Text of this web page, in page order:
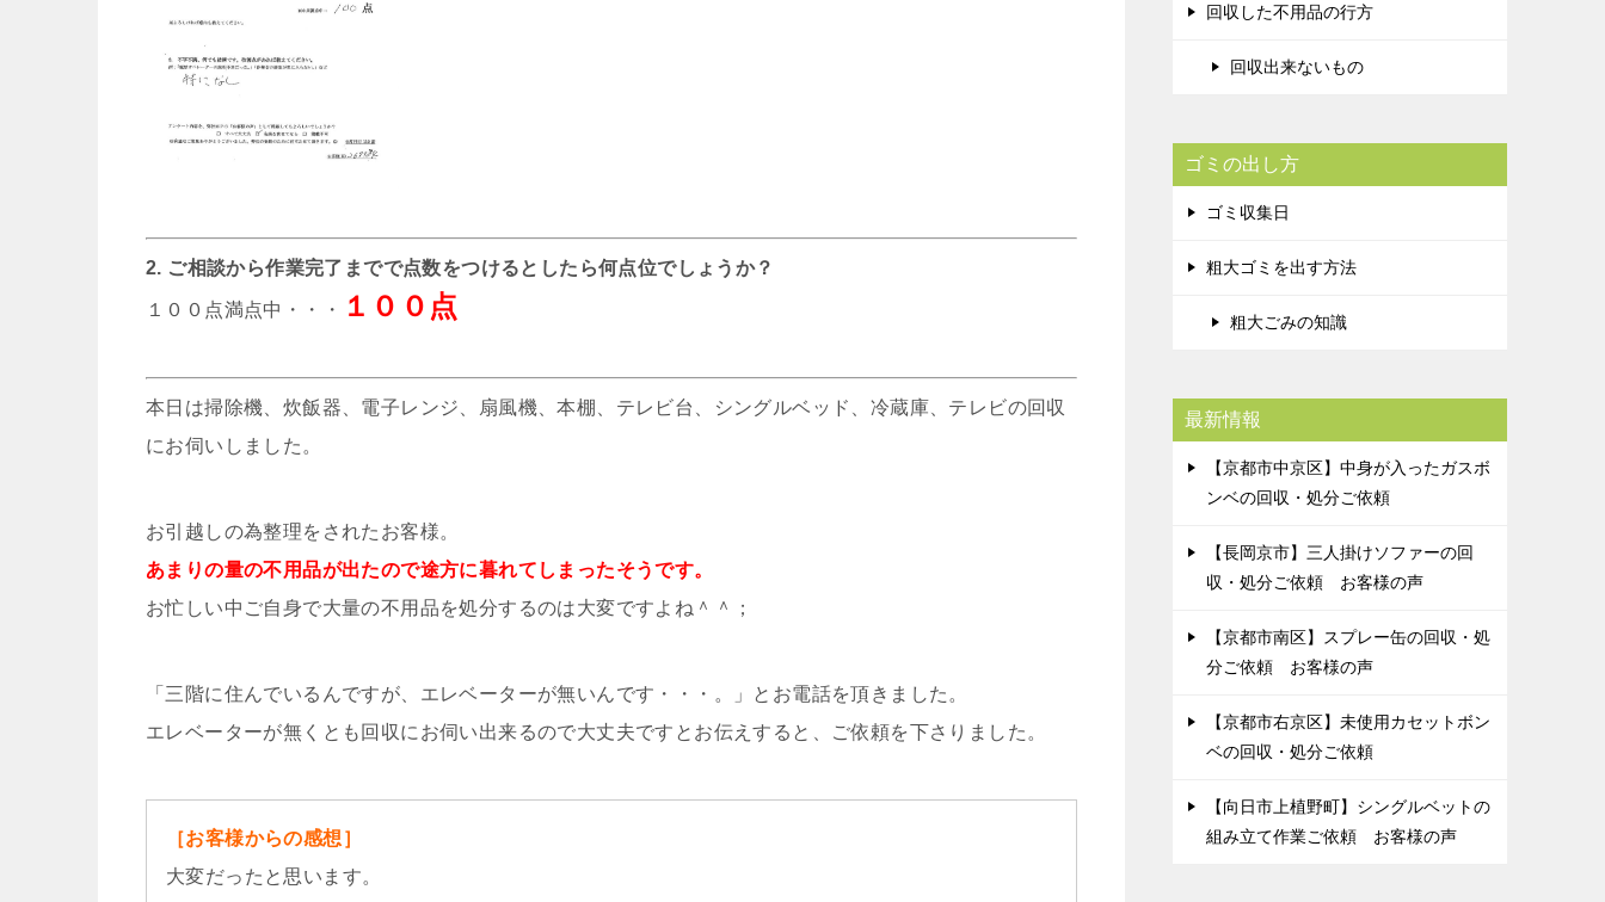
2. ご相談から作業完了までで点数をつけるとしたら何点位でしょうか？
１００点満点中・・・ １００点
本日は掃除機、炊飯器、電子レンジ、扇風機、本棚、テレビ台、シングルベッド、冷蔵庫、テレビの回収
にお伺いしました。
お引越しの為整理をされたお客様。
あまりの量の不用品が出たので途方に暮れてしまったそうです。
お忙しい中ご自身で大量の不用品を処分するのは大変ですよね＾＾；
「三階に住んでいるんですが、エレベーターが無いんです・・・。」とお電話を頂きました。
エレベーターが無くとも回収にお伺い出来るので大丈夫ですとお伝えすると、ご依頼を下さりました。
［お客様からの感想］
大変だったと思います。
回収した不用品の行方
回収出来ないもの
ゴミの出し方
ゴミ収集日
粗大ゴミを出す方法
粗大ごみの知識
最新情報
【京都市中京区】中身が入ったガスボ
ンベの回収・処分ご依頼
【長岡京市】三人掛けソファーの回
収・処分ご依頼 お客様の声
【京都市南区】スプレー缶の回収・処
分ご依頼 お客様の声
【京都市右京区】未使用カセットボン
ベの回収・処分ご依頼
【向日市上植野町】シングルベットの
組み立て作業ご依頼 お客様の声